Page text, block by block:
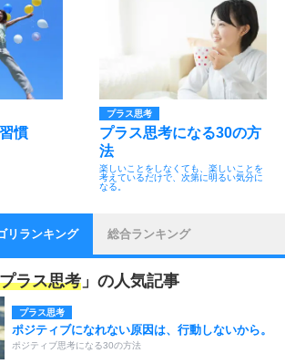
慣
プラス思考
プラス思考になる30の方
法
楽しいことをしなくても、楽しいことを
考えているだけで、次第に明るい気分に
なる。
リランキング 総合ランキング
プラス思考 」の人気記事
プラス思考
ポジティブになれない原因は、行動しないから。
ポジティブ思考になる30の方法